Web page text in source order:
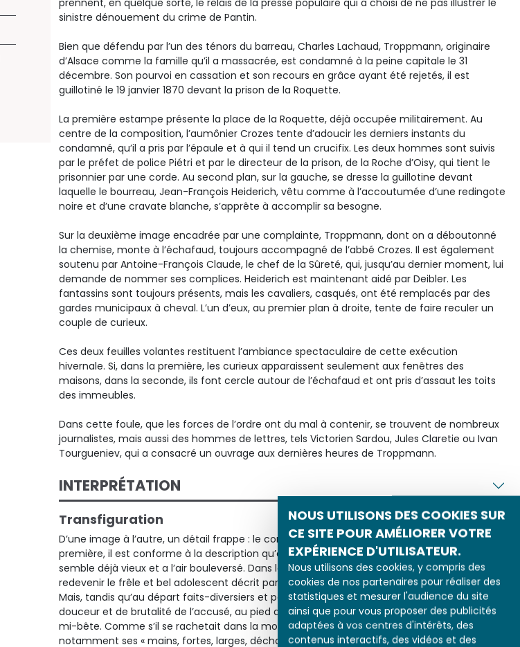
NOUS UTILISONS DES COOKIES SUR
CE SITE POUR AMÉLIORER VOTRE
EXPÉRIENCE D'UTILISATEUR.
Nous utilisons des cookies, y compris des
cookies de nos partenaires pour réaliser des
statistiques et mesurer l'audience du site
ainsi que pour vous proposer des publicités
adaptées à vos centres d'intérêts, des
contenus interactifs, des vidéos et des
prennent, en quelque sorte, le relais de la presse populaire qui a choisi de ne pas illustrer le
sinistre dénouement du crime de Pantin.
Bien que défendu par l’un des ténors du barreau, Charles Lachaud, Troppmann, originaire
d’Alsace comme la famille qu’il a massacrée, est condamné à la peine capitale le 31
décembre. Son pourvoi en cassation et son recours en grâce ayant été rejetés, il est
guillotiné le 19 janvier 1870 devant la prison de la Roquette.
La première estampe présente la place de la Roquette, déjà occupée militairement. Au
centre de la composition, l’aumônier Crozes tente d’adoucir les derniers instants du
condamné, qu’il a pris par l’épaule et à qui il tend un crucifix. Les deux hommes sont suivis
par le préfet de police Piétri et par le directeur de la prison, de la Roche d’Oisy, qui tient le
prisonnier par une corde. Au second plan, sur la gauche, se dresse la guillotine devant
laquelle le bourreau, Jean-François Heiderich, vêtu comme à l’accoutumée d’une redingote
noire et d’une cravate blanche, s’apprête à accomplir sa besogne.
Sur la deuxième image encadrée par une complainte, Troppmann, dont on a déboutonné
la chemise, monte à l’échafaud, toujours accompagné de l’abbé Crozes. Il est également
soutenu par Antoine-François Claude, le chef de la Sûreté, qui, jusqu’au dernier moment, lui
demande de nommer ses complices. Heiderich est maintenant aidé par Deibler. Les
fantassins sont toujours présents, mais les cavaliers, casqués, ont été remplacés par des
gardes municipaux à cheval. L’un d’eux, au premier plan à droite, tente de faire reculer un
couple de curieux.
Ces deux feuilles volantes restituent l’ambiance spectaculaire de cette exécution
hivernale. Si, dans la première, les curieux apparaissent seulement aux fenêtres des
maisons, dans la seconde, ils font cercle autour de l’échafaud et ont pris d’assaut les toits
des immeubles.
Dans cette foule, que les forces de l’ordre ont du mal à contenir, se trouvent de nombreux
journalistes, mais aussi des hommes de lettres, tels Victorien Sardou, Jules Claretie ou Ivan
Tourgueniev, qui a consacré un ouvrage aux dernières heures de Troppmann.
INTERPRÉTATION
Transfiguration
D’une image à l’autre, un détail frappe : le condamné n’a pas la même apparence. Dans la
première, il est conforme à la description qu’en donne Claude, le chef de la Sûreté : il
semble déjà vieux et a l’air bouleversé. Dans la seconde, en revanche, il s’est redressé pour
redevenir le frêle et bel adolescent décrit par les médias au moment de son arrestation.
Mais, tandis qu’au départ faits-diversiers et policiers insistaient sur l’étrange mélange de
douceur et de brutalité de l’accusé, au pied de l’échafaud, Troppmann n’est plus mi-ange
mi-bête. Comme s’il se rachetait dans la mort, il a perdu tous ses traits négatifs,
notamment ses « mains, fortes, larges, décharnées, de meurtrier » abondamment décrites